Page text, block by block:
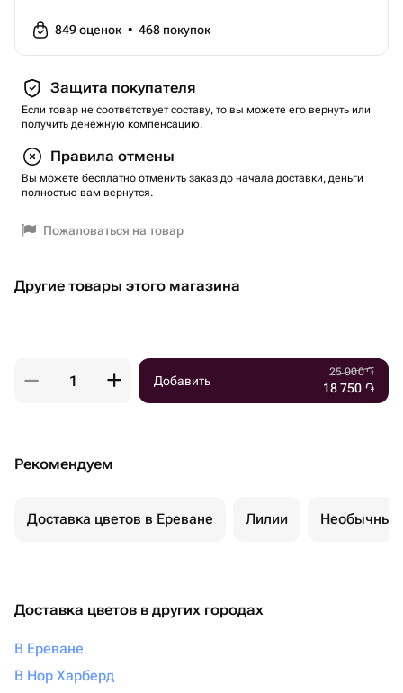
849оценок • 468 покупок
Защита покупателя
Если товар не соответствует составу, то вы можете его вернуть или
получить денежную компенсацию.
Правила отмены
Вы можете бесплатно отменить заказ до начала доставки, деньги
полностью вам вернутся.
Пожаловаться на товар
Другие товары этого магазина
Добавить
25 000֏
18 750 ֏
Рекомендуем
Доставка цветов в Ереване Лилии Необычные
Доставка цветов в других городах
В Ереване
В Нор Харберд